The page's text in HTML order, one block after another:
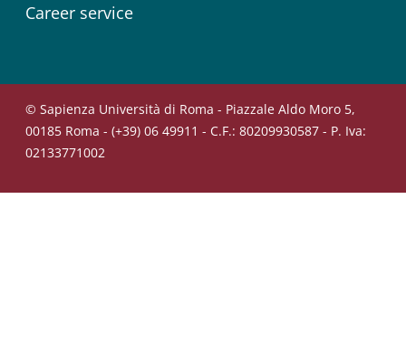
Career service
© Sapienza Università di Roma - Piazzale Aldo Moro 5,
00185 Roma - (+39) 06 49911 - C.F.: 80209930587 - P. Iva:
02133771002